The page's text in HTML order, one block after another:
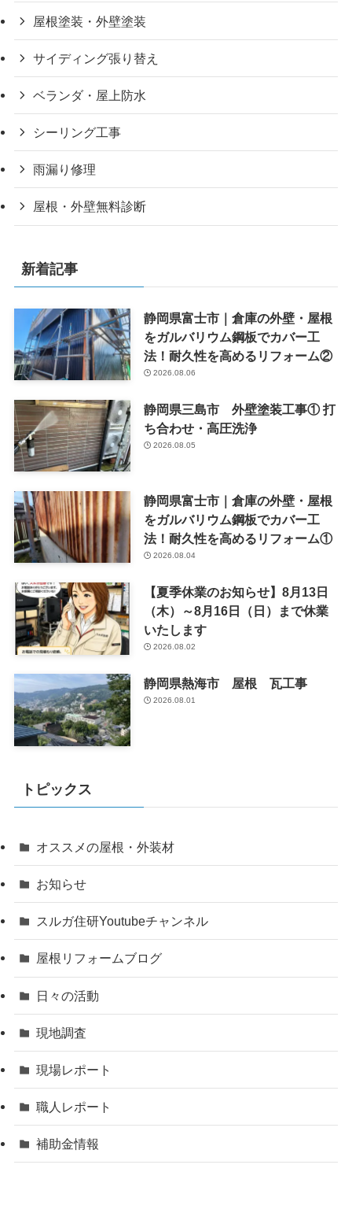
屋根塗装・外壁塗装
サイディング張り替え
ベランダ・屋上防水
シーリング工事
雨漏り修理
屋根・外壁無料診断
新着記事
静岡県富士市｜倉庫の外壁・屋根
をガルバリウム鋼板でカバー工
法！耐久性を高めるリフォーム②
2026.08.06
静岡県三島市 外壁塗装工事① 打
ち合わせ・高圧洗浄
2026.08.05
静岡県富士市｜倉庫の外壁・屋根
をガルバリウム鋼板でカバー工
法！耐久性を高めるリフォーム①
2026.08.04
【夏季休業のお知らせ】8月13日
（木）～8月16日（日）まで休業
いたします
2026.08.02
静岡県熱海市 屋根 瓦工事
2026.08.01
トピックス
オススメの屋根・外装材
お知らせ
スルガ住研Youtubeチャンネル
屋根リフォームブログ
日々の活動
現地調査
現場レポート
職人レポート
補助金情報